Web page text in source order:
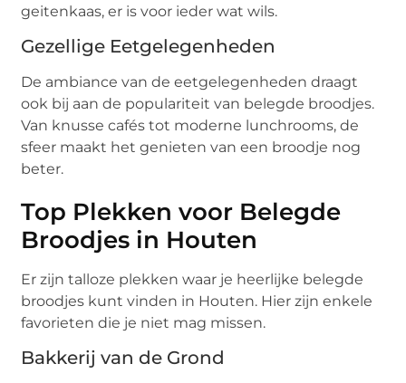
geitenkaas, er is voor ieder wat wils.
Gezellige Eetgelegenheden
De ambiance van de eetgelegenheden draagt
ook bij aan de populariteit van belegde broodjes.
Van knusse cafés tot moderne lunchrooms, de
sfeer maakt het genieten van een broodje nog
beter.
Top Plekken voor Belegde
Broodjes in Houten
Er zijn talloze plekken waar je heerlijke belegde
broodjes kunt vinden in Houten. Hier zijn enkele
favorieten die je niet mag missen.
Bakkerij van de Grond